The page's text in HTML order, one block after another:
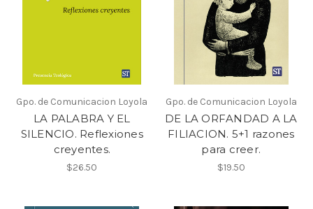
Gpo. de Comunicacion Loyola
LA PALABRA Y EL
SILENCIO. Reflexiones
creyentes.
$26.50
Gpo. de Comunicacion Loyola
DE LA ORFANDAD A LA
FILIACION. 5+1 razones
para creer.
$19.50